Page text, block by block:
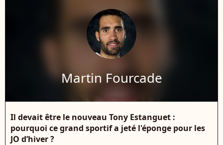
Martin Fourcade
Il devait être le nouveau Tony Estanguet :
pourquoi ce grand sportif a jeté l'éponge pour les
JO d’hiver ?